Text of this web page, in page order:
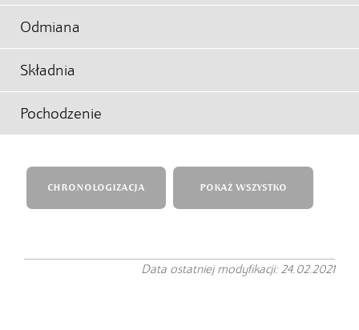
Odmiana
Składnia
Pochodzenie
CHRONOLOGIZACJA POKAŻ WSZYSTKO
Data ostatniej modyfikacji: 24.02.2021